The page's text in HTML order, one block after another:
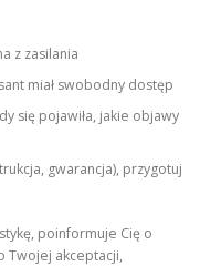
z zasilania
miał swobodny dostęp
się pojawiła, jakie objawy
gwarancja), przygotuj
poinformuje Cię o
Twojej akceptacji,